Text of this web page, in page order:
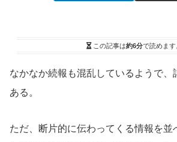
この記事は約6分で読めます
なかなか続報も混乱しているようで、
ある。
ただ、断片的に伝わってくる情報を並